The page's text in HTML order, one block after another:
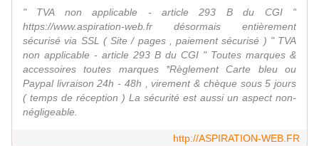
" TVA non applicable - article 293 B du CGI "
https://www.aspiration-web.fr désormais entièrement
sécurisé via SSL ( Site / pages , paiement sécurisé ) " TVA
non applicable - article 293 B du CGI " Toutes marques &
accessoires toutes marques *Règlement Carte bleu ou
Paypal livraison 24h - 48h , virement & chèque sous 5 jours
( temps de réception ) La sécurité est aussi un aspect non-
négligeable.
http://ASPIRATION-WEB.FR